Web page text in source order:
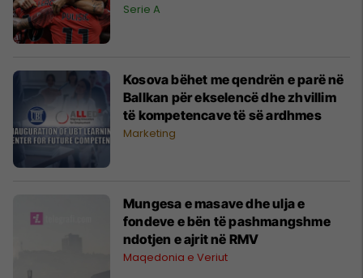
Serie A
Kosova bëhet me qendrën e parë në
Ballkan për ekselencë dhe zhvillim
të kompetencave të së ardhmes
Marketing
Mungesa e masave dhe ulja e
fondeve e bën të pashmangshme
ndotjen e ajrit në RMV
Maqedonia e Veriut